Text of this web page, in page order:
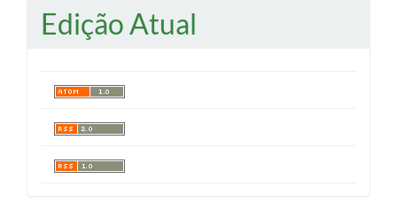
Edição Atual